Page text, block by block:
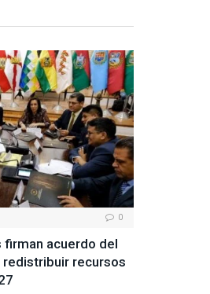
0
firman acuerdo del
recursos